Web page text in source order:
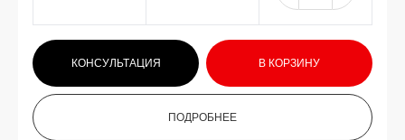
КОНСУЛЬТАЦИЯ В КОРЗИНУ
ПОДРОБНЕЕ